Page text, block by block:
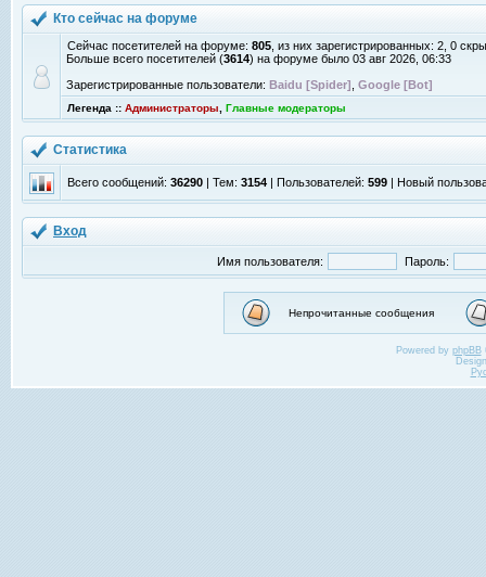
Кто сейчас на форуме
Сейчас посетителей на форуме: 805 , из них зарегистрированных: 2, 0
Больше всего посетителей (3614) на форуме было 03 авг 2026, 06:33
Зарегистрированные пользователи: Baidu [Spider] Google [Bot]
Легенда :: Администраторы Главные модераторы
Статистика
Всего сообщений: 36290 | Тем: 3154 | Пользователей: 599 | Новый
Вход
Имя пользователя: Пароль:
Непрочитанные сообщения
Powered by phpBB